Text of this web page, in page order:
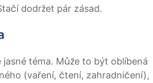
dodržet pár zásad.
jasné téma. Může to být oblíbená
(vaření, čtení, zahradničení),